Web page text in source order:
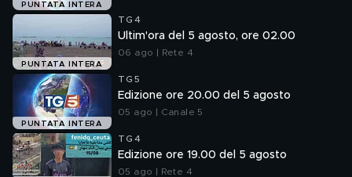
PUNTATA INTERA
PUNTATA INTERA
TG4
Ultim'ora del 5 agosto, ore 02.00
06 ago | Rete 4
PUNTATA INTERA
TG5
Edizione ore 20.00 del 5 agosto
05 ago | Canale 5
TG4
Edizione ore 19.00 del 5 agosto
05 ago | Rete 4